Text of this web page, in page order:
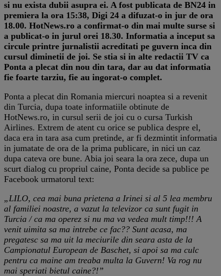
si nu exista dubii asupra ei. A fost publicata de BN24 in
premiera la ora 15:38, Digi 24 a difuzat-o in jur de ora
18.00. HotNews.ro a confirmat-o din mai multe surse si
a publicat-o in jurul orei 18.30. Informatia a inceput sa
circule printre jurnalistii acreditati pe guvern inca din
cursul diminetii de joi. Se stia si in alte redactii TV ca
Ponta a plecat din nou din tara, dar au dat informatia
fie foarte tarziu, fie au ingorat-o complet.
Ponta a plecat din Romania miercuri noaptea si a revenit
din Turcia, dupa toate informatiile obtinute de
HotNews.ro, in cursul serii de joi cu o cursa Turkish
Airlines. Extrem de atent cu orice se publica despre el,
daca era in tara asa cum pretinde, ar fi dezmintit informatia
in jumatate de ora de la prima publicare, in nici un caz
dupa cateva ore bune. Abia joi seara la ora zece, dupa un
scurt dialog cu propriul caine, Ponta decide sa publice pe
Facebook urmatorul text:
„LILO, cea mai buna prietena a Irinei si al 5 lea membru
al familiei noastre, a vazut la televizor ca sunt fugit in
Turcia / ca ma operez si nu ma va vedea mult timp!!! A
venit uimita sa ma intrebe ce fac?? Sunt acasa, ma
pregatesc sa ma uit la meciurile din seara asta de la
Campionatul European de Baschet, si apoi sa ma culc
pentru ca maine am treaba multa la Guvern! Va rog nu
mai speriati bietul caine?!”